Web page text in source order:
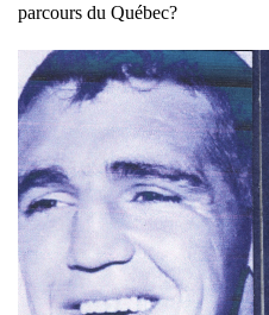
parcours du Québec?